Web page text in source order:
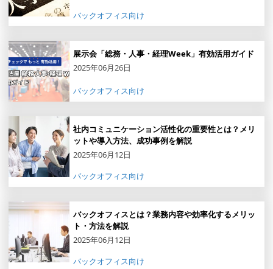
バックオフィス向け
展示会「総務・人事・経理Week」有効活用ガイド
2025年06月26日
バックオフィス向け
社内コミュニケーション活性化の重要性とは？メリ
ットや導入方法、成功事例を解説
2025年06月12日
バックオフィス向け
バックオフィスとは？業務内容や効率化するメリッ
ト・方法を解説
2025年06月12日
バックオフィス向け